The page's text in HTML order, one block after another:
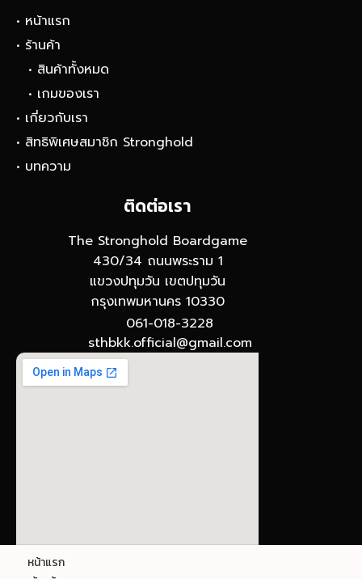
หน้าแรก
• หน้าแรก
• ร้านค้า
• สินค้าทั้งหมด
• เกมของเรา
• เกี่ยวกับเรา
• สิทธิพิเศษสมาชิก Stronghold
• บทความ
ติดต่อเรา
The Stronghold Boardgame
430/34 ถนนพระราม 1
แขวงปทุมวัน เขตปทุมวัน
กรุงเทพมหานคร 10330
061-018-3228
sthbkk.official@gmail.com
© The Stronghold SIAM : Gateway to Board